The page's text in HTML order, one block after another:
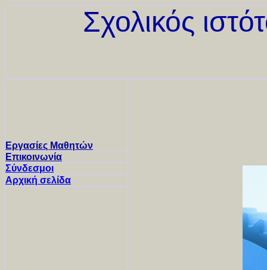
Σχολικός
Εργασίες Μαθητών
Επικοινωνία
Σύνδεσμοι
Αρχική σελίδα